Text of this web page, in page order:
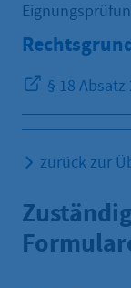
§ 18 Absatz
zurück zur